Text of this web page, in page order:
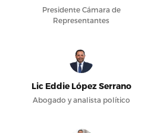
Presidente Cámara de
Representantes
Lic Eddie López Serrano
Abogado y analista político